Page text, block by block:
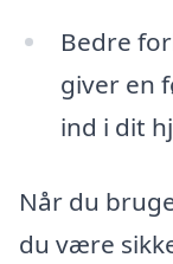
Bedre
giver en
ind i dit
Når du
du være